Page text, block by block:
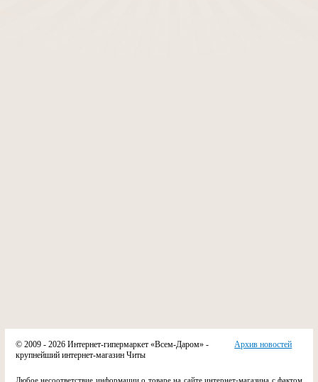
Архив новостей
© 2009 - 2026 Интернет-гипермаркет «Всем-Даром» -
крупнейший интернет-магазин Читы
Любое несоответствие информации о товаре на сайте интернет-магазина с фактом